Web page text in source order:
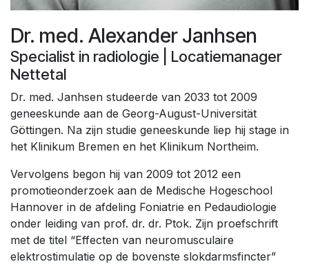
Dr. med. Alexander Janhsen
Specialist in radiologie | Locatiemanager
Nettetal
Dr. med. Janhsen studeerde van 2033 tot 2009
geneeskunde aan de Georg-August-Universität
Göttingen. Na zijn studie geneeskunde liep hij stage in
het Klinikum Bremen en het Klinikum Northeim.
Vervolgens begon hij van 2009 tot 2012 een
promotieonderzoek aan de Medische Hogeschool
Hannover in de afdeling Foniatrie en Pedaudiologie
onder leiding van prof. dr. dr. Ptok. Zijn proefschrift
met de titel “Effecten van neuromusculaire
elektrostimulatie op de bovenste slokdarmsfincter”